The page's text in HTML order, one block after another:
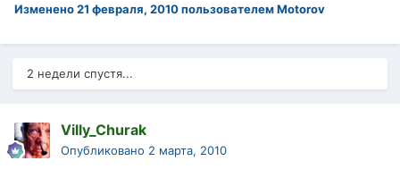
Изменено21 февраля, 2010пользователем Motorov
2 недели спустя...
Villy_Churak
Опубликовано 2 марта, 2010